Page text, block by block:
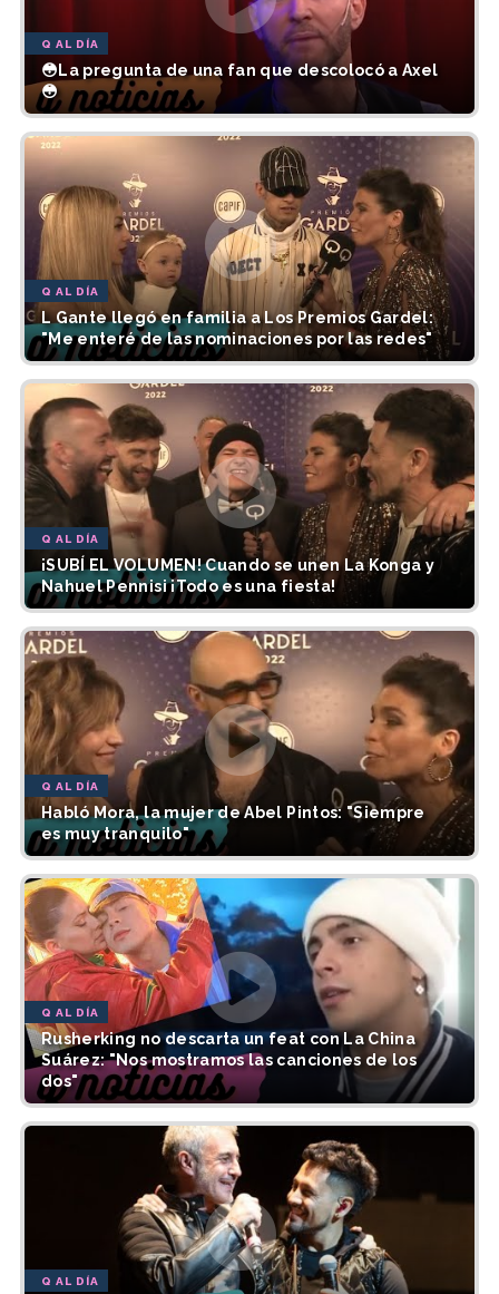
Q AL DÍA
😳La pregunta de una fan que descolocó a Axel
😳
Q AL DÍA
L Gante llegó en familia a Los Premios Gardel:
"Me enteré de las nominaciones por las redes"
Q AL DÍA
¡SUBÍ EL VOLUMEN! Cuando se unen La Konga y
Nahuel Pennisi ¡Todo es una fiesta!
Q AL DÍA
Habló Mora, la mujer de Abel Pintos: "Siempre
es muy tranquilo"
Q AL DÍA
Rusherking no descarta un feat con La China
Suárez: "Nos mostramos las canciones de los
dos"
Q AL DÍA